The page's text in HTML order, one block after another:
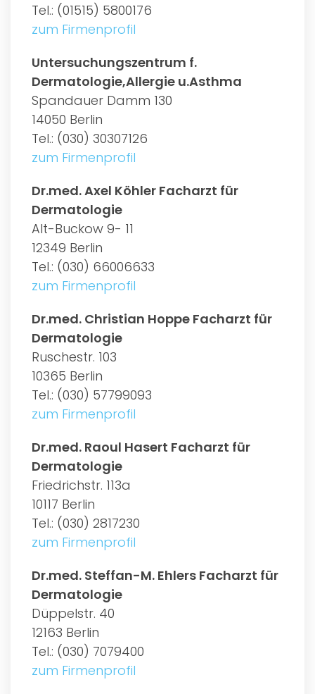
Tel.: (01515) 5800176
zum Firmenprofil
Untersuchungszentrum f.
Dermatologie,Allergie u.Asthma
Spandauer Damm 130
14050 Berlin
Tel.: (030) 30307126
zum Firmenprofil
Dr.med. Axel Köhler Facharzt für
Dermatologie
Alt-Buckow 9- 11
12349 Berlin
Tel.: (030) 66006633
zum Firmenprofil
Dr.med. Christian Hoppe Facharzt für
Dermatologie
Ruschestr. 103
10365 Berlin
Tel.: (030) 57799093
zum Firmenprofil
Dr.med. Raoul Hasert Facharzt für
Dermatologie
Friedrichstr. 113a
10117 Berlin
Tel.: (030) 2817230
zum Firmenprofil
Dr.med. Steffan-M. Ehlers Facharzt für
Dermatologie
Düppelstr. 40
12163 Berlin
Tel.: (030) 7079400
zum Firmenprofil